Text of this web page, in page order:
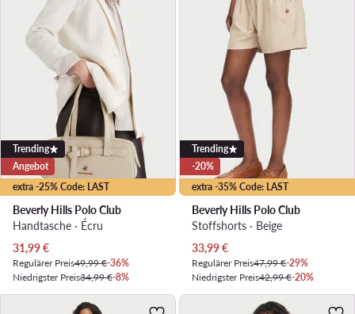
extra -25% Code: LAST
Trending
Angebot
Beverly Hills Polo Club
Handtasche · Écru
Aktueller Preis
31,99€
Regulärer Preis49,99 €-36%
Niedrigster Preis34,99 €-8%
extra -35% Code: LAST
Trending
-20%
Beverly Hills Polo Club
Stoffshorts · Beige
Aktueller Preis
33,99€
Regulärer Preis47,99 €-29%
Niedrigster Preis42,99 €-20%